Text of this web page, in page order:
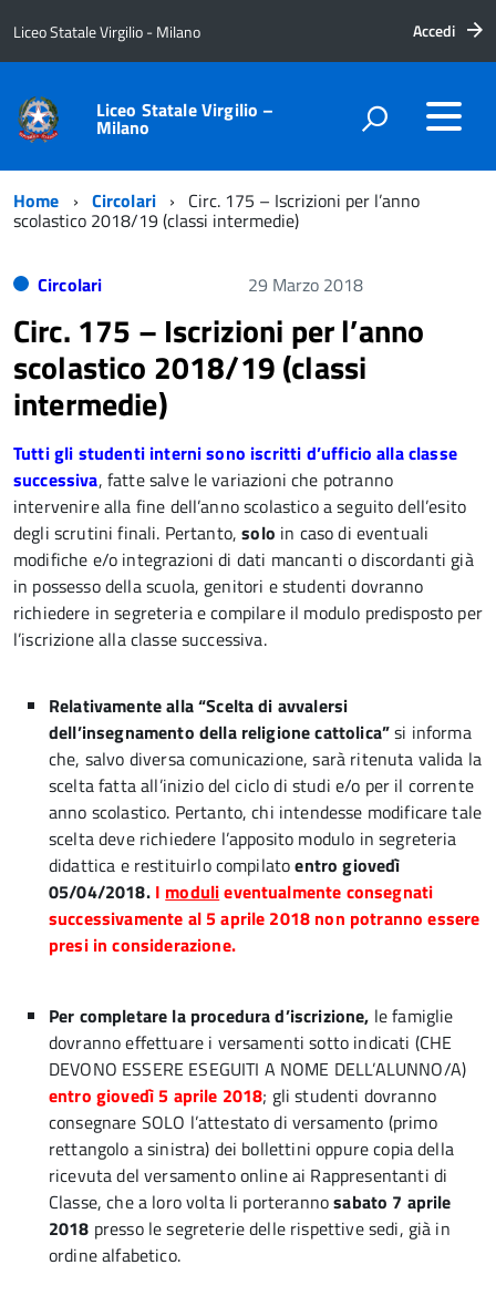
Liceo Statale Virgilio - Milano Accedi
Liceo Statale Virgilio –
Milano
Home Circolari Circ. 175 – Iscrizioni per l’anno
scolastico 2018/19 (classi intermedie)
Circolari 29 Marzo 2018
Circ. 175 – Iscrizioni per l’anno
scolastico 2018/19 (classi
intermedie)
Tutti gli studenti interni sono iscritti d’ufficio alla classe
successiva, fatte salve le variazioni che potranno
intervenire alla fine dell’anno scolastico a seguito dell’esito
degli scrutini finali. Pertanto,solo in caso di eventuali
modifiche e/o integrazioni di dati mancanti o discordanti già
in possesso della scuola, genitori e studenti dovranno
richiedere in segreteria e compilare il modulo predisposto per
l’iscrizione alla classe successiva.
Relativamente alla “Scelta di avvalersi
dell’insegnamento della religione cattolica”si informa
che, salvo diversa comunicazione, sarà ritenuta valida la
scelta fatta all’inizio del ciclo di studi e/o per il corrente
anno scolastico. Pertanto, chi intendesse modificare tale
scelta deve richiedere l’apposito modulo in segreteria
didattica e restituirlo compilatoentro giovedì
05/04/2018. I modulieventualmente consegnati
successivamente al 5 aprile 2018 non potranno essere
presi in considerazione.
Per completare la procedura d’iscrizione, le famiglie
dovranno effettuare i versamenti sotto indicati (CHE
DEVONO ESSERE ESEGUITI A NOME DELL’ALUNNO/A)
entro giovedì 5 aprile 2018; gli studenti dovranno
consegnare SOLO l’attestato di versamento (primo
rettangolo a sinistra) dei bollettini oppure copia della
ricevuta del versamento online ai Rappresentanti di
Classe, che a loro volta li porterannosabato 7 aprile
2018 presso le segreterie delle rispettive sedi, già in
ordine alfabetico.